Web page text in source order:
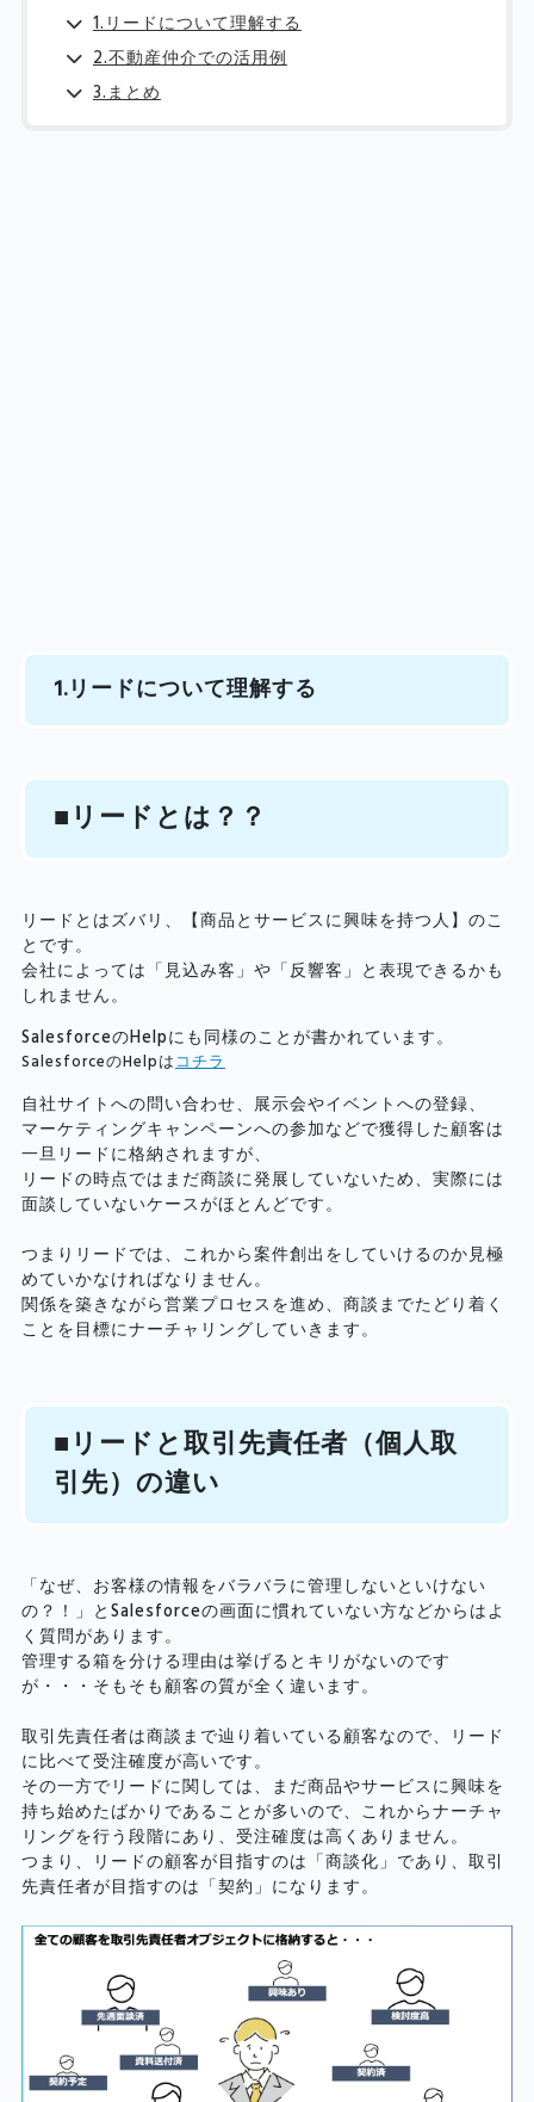
1.リードについて理解する
2.不動産仲介での活用例
3.まとめ
1.リードについて理解する
■リードとは？？
リードとはズバリ、【商品とサービスに興味を持つ人】のこ
とです。
会社によっては「見込み客」や「反響客」と表現できるかも
しれません。
SalesforceのHelpにも同様のことが書かれています。
SalesforceのHelpはコチラ
自社サイトへの問い合わせ、展示会やイベントへの登録、
マーケティングキャンペーンへの参加などで獲得した顧客は
一旦リードに格納されますが、
リードの時点ではまだ商談に発展していないため、実際には
面談していないケースがほとんどです。
つまりリードでは、これから案件創出をしていけるのか見極
めていかなければなりません。
関係を築きながら営業プロセスを進め、商談までたどり着く
ことを目標にナーチャリングしていきます。
■リードと取引先責任者（個人取
引先）の違い
「なぜ、お客様の情報をバラバラに管理しないといけない
の？！」とSalesforceの画面に慣れていない方などからはよ
く質問があります。
管理する箱を分ける理由は挙げるとキリがないのです
が・・・そもそも顧客の質が全く違います。
取引先責任者は商談まで辿り着いている顧客なので、リード
に比べて受注確度が高いです。
その一方でリードに関しては、まだ商品やサービスに興味を
持ち始めたばかりであることが多いので、これからナーチャ
リングを行う段階にあり、受注確度は高くありません。
つまり、リードの顧客が目指すのは「商談化」であり、取引
先責任者が目指すのは「契約」になります。